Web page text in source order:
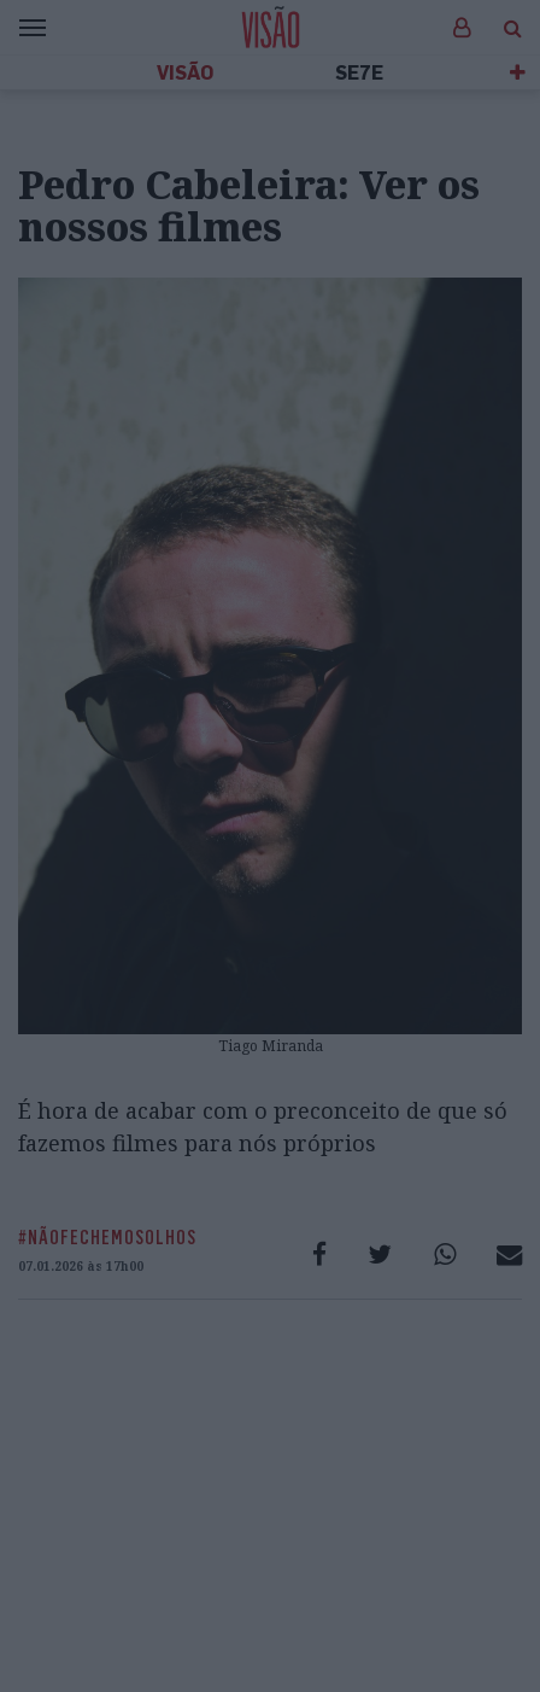
VISÃO SE7E
Pedro Cabeleira: Ver os
nossos filmes
Tiago Miranda
É hora de acabar com o preconceito de que só
fazemos filmes para nós próprios
#NÃOFECHEMOSOLHOS
07.01.2026 às 17h00